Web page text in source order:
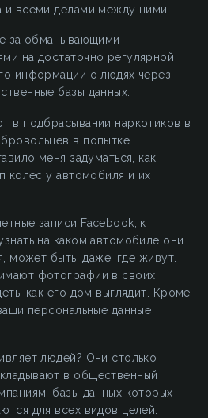
и всеми делами между ними.
за обманывающими
на достаточно регулярной
информации о людях через
базы данных.
в подбрасывании наркотиков в
в попытке
меня задуматься, как
колес у автомобиля и их
записи Facebook, к
на каком автомобиле они
может быть, даже, где живут.
фотографии в своих
как его дом выглядит. Кроме
персональные данные
людей? Они столько
в общественный
базы данных которых
для всех видов целей.